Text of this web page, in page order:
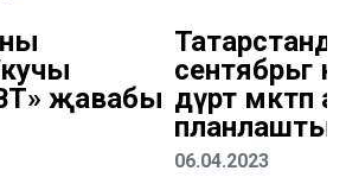
җавабы
сентябрьгә
дүрт мәктәп
06.04.2023